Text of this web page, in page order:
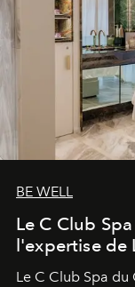
BE WELL
Le C Club
l'expertise de
Le C Club Spa